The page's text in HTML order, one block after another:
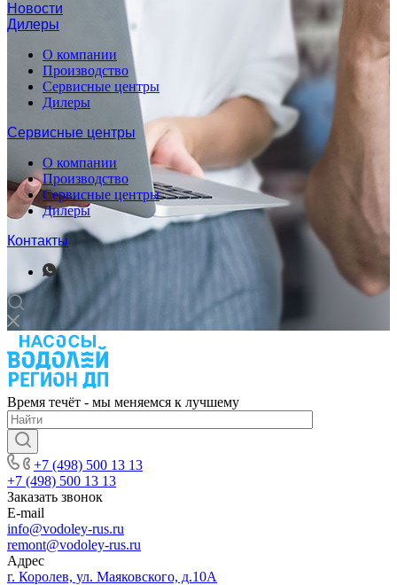
Новости
Дилеры
О компании
Производство
Сервисные центры
Дилеры
Сервисные центры
О компании
Производство
Сервисные центры
Дилеры
Контакты
Время течёт - мы меняемся к лучшему
+7 (498) 500 13 13
+7 (498) 500 13 13
Заказать звонок
E-mail
info@vodoley-rus.ru
remont@vodoley-rus.ru
Адрес
г. Королев, ул. Маяковского, д.10А